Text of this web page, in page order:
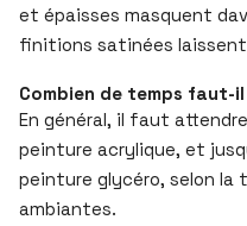
et épaisses masquent
finitions satinées
Combien de temps faut-
En général, il faut
peinture acrylique, et
peinture glycéro, selon la
ambiantes.